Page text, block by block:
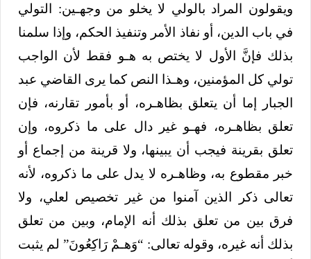
ويقولون المراد بالولي لا يخلو من وجهـين: التولي
في باب الدين، أو نفاذ الأمر وتنفيذ الحكم، وإذا سلمنا
بذلك فإنَّ الأول لا يختص به هـو فقط لأن الواجب
تولي كل المؤمنين، وهـذا النص كما يرى القاضي عبد
الجبار إما أن يتعلق بظاهـره، أو بأمور تقارنه، فإن
تعلق بظاهـره، فهـو غير دال على ما ذكروه، وإن
تعلق بقرينة فيجب أن يبينها، ولا قرينة من إجماع أو
خبر مقطوع به، وظاهـره لا يدل على ما ذكروه، لأنه
تعالى ذكر الذين آمنوا من غير تخصيص لعلي، ولا
فرق بين من تعلق بذلك أنه الإمام، وبين من تعلق
بذلك أنه غيره، وقوله تعالى: “وَهـمْ رَاكِعُونَ” لم يثبت